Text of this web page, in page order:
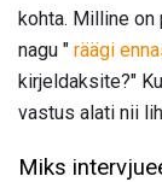
kohta. Milline
nagu " räägi
kirjeldaksite?"
vastus alati nii
Miks